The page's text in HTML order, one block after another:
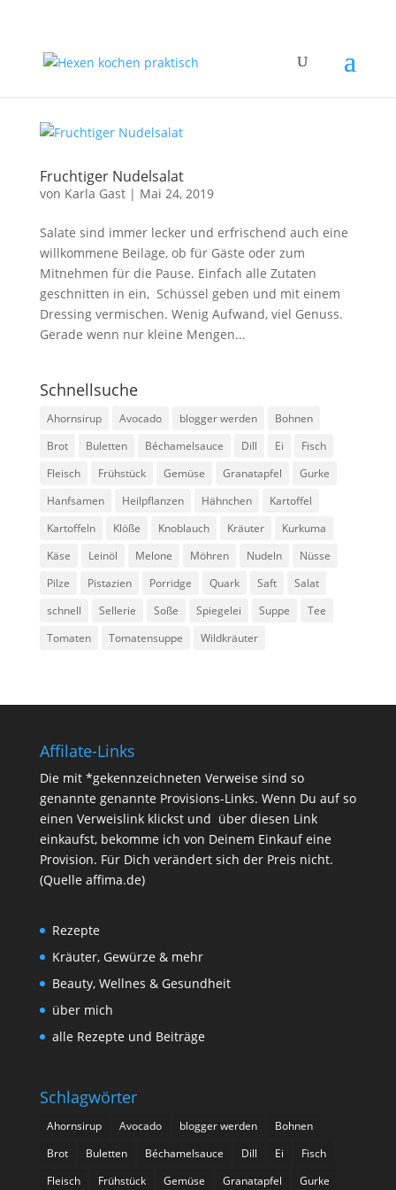
Fruchtiger Nudelsalat
von Karla Gast| Mai 24, 2019
Salate sind immer lecker und erfrischend auch eine
willkommene Beilage, ob für Gäste oder zum
Mitnehmen für die Pause. Einfach alle Zutaten
geschnitten in ein, Schüssel geben und mit einem
Dressing vermischen. Wenig Aufwand, viel Genuss.
Gerade wenn nur kleine Mengen...
Schnellsuche
Ahornsirup Avocado blogger werden
Bohnen
Brot
Buletten Béchamelsauce Dill Ei
Fisch
Fleisch
Frühstück Gemüse Granatapfel
Gurke
Hanfsamen
Heilpflanzen Hähnchen
Kartoffel
Kartoffeln
Klöße Knoblauch Kräuter
Kurkuma
Käse
Leinöl Melone Möhren Nudeln
Nüsse
Pilze
Pistazien Porridge Quark Saft
Salat
schnell
Sellerie Soße Spiegelei Suppe
Tee
Tomaten
Tomatensuppe Wildkräuter
Affilate-Links
Die mit *gekennzeichneten Verweise sind so
genannte genannte Provisions-Links. Wenn Du auf so
einen Verweislink klickst und über diesen Link
einkaufst, bekomme ich von Deinem Einkauf eine
Provision. Für Dich verändert sich der Preis nicht.
(Quelle affima.de)
Rezepte
Kräuter, Gewürze & mehr
Beauty, Wellnes & Gesundheit
über mich
alle Rezepte und Beiträge
Schlagwörter
Ahornsirup Avocado blogger werden
Bohnen
Brot
Buletten Béchamelsauce Dill Ei
Fisch
Fleisch
Frühstück Gemüse Granatapfel Gurke